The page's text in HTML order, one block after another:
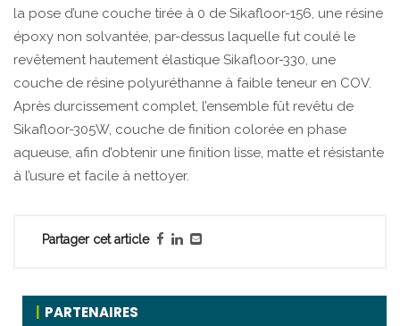
la pose d’une couche tirée à 0 de Sikafloor-156, une résine
époxy non solvantée, par-dessus laquelle fut coulé le
revêtement hautement élastique Sikafloor-330, une
couche de résine polyuréthanne à faible teneur en COV.
Après durcissement complet, l’ensemble fût revêtu de
Sikafloor-305W, couche de finition colorée en phase
aqueuse, afin d’obtenir une finition lisse, matte et résistante
à l’usure et facile à nettoyer.
Partager cet article
PARTENAIRES